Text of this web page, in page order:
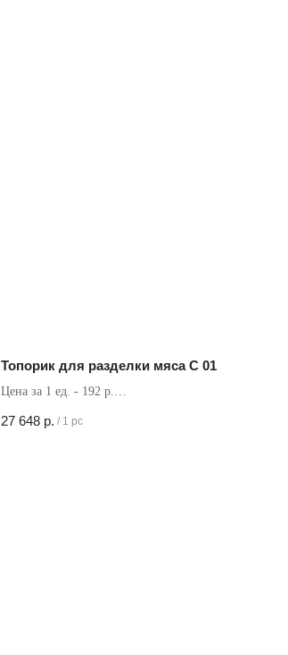
Топорик для разделки мяса C 01
Цена за 1 ед. - 192 р.
27 648 р. / 1 pc